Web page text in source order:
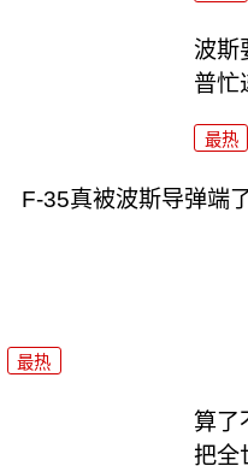
波斯
普忙
最热
F-35真被波斯导弹端
最热
算了
把全